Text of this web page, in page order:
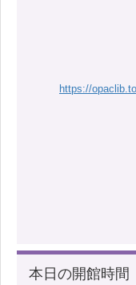
https://
本日の開館時間